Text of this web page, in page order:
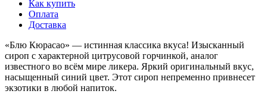
Как купить
Оплата
Доставка
«Блю Кюрасао» — истинная классика вкуса! Изысканный
сироп с характерной цитрусовой горчинкой, аналог
известного во всём мире ликера. Яркий оригинальный вкус,
насыщенный синий цвет. Этот сироп непременно привнесет
экзотики в любой напиток.